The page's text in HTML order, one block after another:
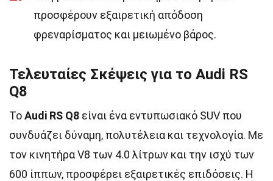
προσφέρουν εξαιρετική απόδοση
φρεναρίσματος και μειωμένο βάρος.
Τελευταίες Σκέψεις για το Audi RS
Q8
ΤοAudi RS Q8 είναι ένα εντυπωσιακό SUV που
συνδυάζει δύναμη, πολυτέλεια και τεχνολογία. Με
τον κινητήρα V8 των 4.0 λίτρων και την ισχύ των
600 ίππων, προσφέρει εξαιρετικές επιδόσεις. Η